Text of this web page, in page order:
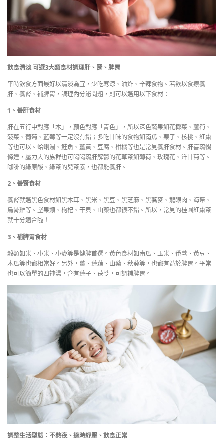
飲食清淡 可選3大類食材調理肝、腎、脾胃
平時飲食方面最好以清淡為宜，少吃寒涼、油炸、辛辣食物。若欲以食療養
肝、養腎、補脾胃，調理內分泌問題，則可以選用以下食材：
1、養肝食材
肝在五行中對應「木」，顏色對應「青色」，所以深色蔬果如花椰菜、蘆筍、
菠菜、葡萄、藍莓等一定沒有錯；多吃甘味的食物如南瓜、栗子、核桃、紅棗
等也可以。蛤蜊湯、鮭魚、薑黃、豆腐、柑橘等也是常見養肝食材。肝喜疏暢
條達，壓力大的族群也可喝喝疏肝解鬱的花草茶如薄荷、玫瑰花、洋甘菊等。
咖啡的綠原酸、綠茶的兒茶素，也都能養肝。
2、養腎食材
養腎就選黑色食材如黑木耳、黑米、黑豆、黑芝麻、黑蕎麥、龍眼肉、海帶、
烏骨雞等。堅果類、枸杞、干貝、山藥也都很不錯。所以，常見的桂圓紅棗茶
就十分適合啦！
3、補脾胃食材
穀類如米、小米、小麥等是健脾首選。黃色食材如南瓜、玉米、番薯、黃豆、
木瓜等也都相當好。另外，薑、蓮藕、山藥、秋葵等，也都有益於脾胃。平常
也可以簡單的四神湯，含有蓮子、茯苓，可調補脾胃。
調整生活型態：不熬夜、適時紓壓、飲食正常